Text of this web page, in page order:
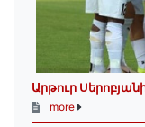
Արթուր
more